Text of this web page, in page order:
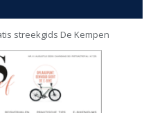
streekgids De Kempen